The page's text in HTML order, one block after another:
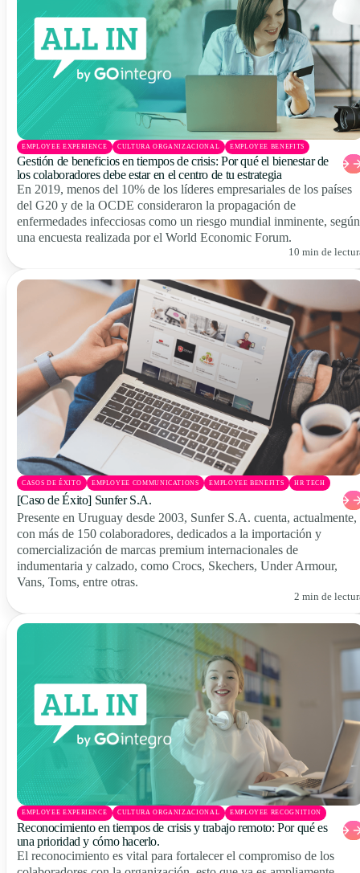
EMPLOYEE EXPERIENCE CULTURA ORGANIZACIONAL EMPLOYEE BENEFITS
Gestión de beneficios en tiempos de crisis: Por qué el bienestar de
los colaboradores debe estar en el centro de tu estrategia
En 2019, menos del 10% de los líderes empresariales de los países
del G20 y de la OCDE consideraron la propagación de
enfermedades infecciosas como un riesgo mundial inminente, según
una encuesta realizada por el World Economic Forum.
10 min de
CASOS DE ÉXITO EMPLOYEE COMMUNICATIONS EMPLOYEE BENEFITS HR TECH
[Caso de Éxito] Sunfer S.A.
Presente en Uruguay desde 2003, Sunfer S.A. cuenta, actualmente,
con más de 150 colaboradores, dedicados a la importación y
comercialización de marcas premium internacionales de
indumentaria y calzado, como Crocs, Skechers, Under Armour,
Vans, Toms, entre otras.
2 min de
EMPLOYEE EXPERIENCE CULTURA ORGANIZACIONAL EMPLOYEE RECOGNITION
Reconocimiento en tiempos de crisis y trabajo remoto: Por qué es
una prioridad y cómo hacerlo.
El reconocimiento es vital para fortalecer el compromiso de los